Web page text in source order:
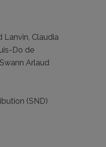
Lanvin, Claudia
Do de
Swann Arlaud
(SND)